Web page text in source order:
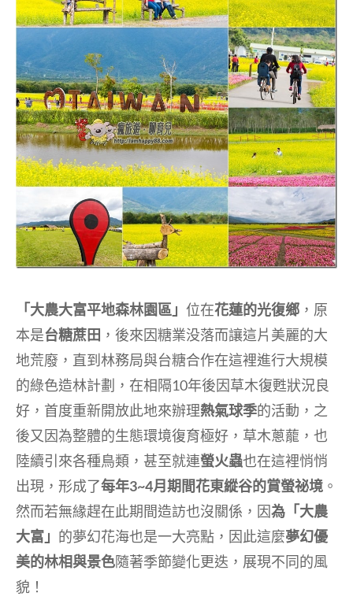
「大農大富平地森林園區」 位在花蓮的光復鄉 ，原
本是台糖蔗田 ，後來因糖業没落而讓這片美麗的大
地荒廢，直到林務局與台糖合作在這裡進行大規模
的綠色造林計劃，在相隔10年後因草木復甦狀況良
好，首度重新開放此地來辦理熱氣球季的活動，之
後又因為整體的生態環境復育極好，草木蔥蘢，也
陸續引來各種鳥類，甚至就連螢火蟲也在這裡悄悄
出現，形成了每年3~4月期間花東縱谷的賞螢祕境 。
然而若無緣趕在此期間造訪也沒關係，因為「大農
大富」 的夢幻花海也是一大亮點，因此這麼夢幻優
美的林相與景色隨著季節變化更迭，展現不同的風
貌！